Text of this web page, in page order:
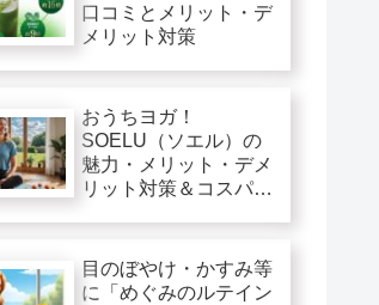
口コミとメリット・デ
メリット対策
おうちヨガ！
SOELU（ソエル）の
魅力・メリット・デメ
リット対策＆コスパ徹
目のぼやけ・かすみ等
に「めぐみのルテイン